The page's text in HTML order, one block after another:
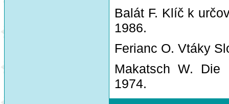
Balát F. Klíč k
1986.
Ferianc O. Vtáky
Makatsch W. Die
1974.